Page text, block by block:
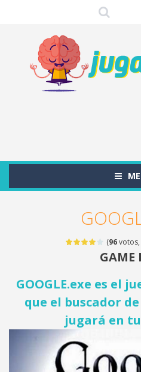
(96votos,
GAME
GOOGLE.exe es el
que el buscador
jugará en